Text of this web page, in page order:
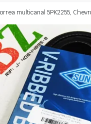
multicanal 5PK2255,